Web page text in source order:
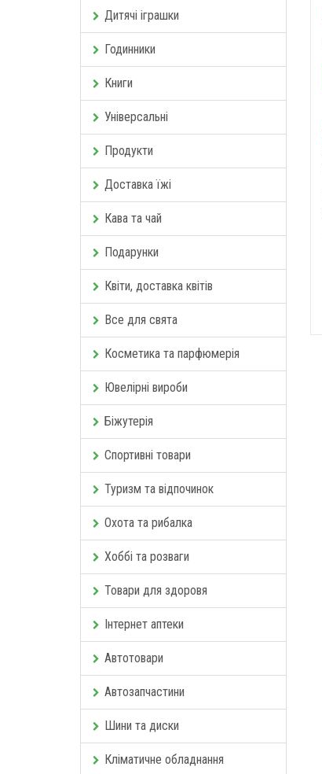
Дитячі іграшки
Годинники
Книги
Універсальні
Продукти
Доставка їжі
Кава та чай
Подарунки
Квіти, доставка квітів
Все для свята
Косметика та парфюмерія
Ювелірні вироби
Біжутерія
Спортивні товари
Туризм та відпочинок
Охота та рибалка
Хоббі та розваги
Товари для здоровя
Інтернет аптеки
Автотовари
Автозапчастини
Шини та диски
Кліматичне обладнання